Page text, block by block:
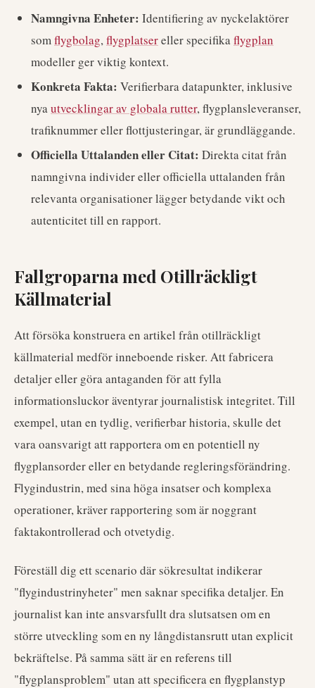
Namngivna Enheter: Identifiering av nyckelaktörer
somflygbolag,flygplatsereller specifikaflygplan
modeller ger viktig kontext.
Konkreta Fakta: Verifierbara datapunkter, inklusive
nyautvecklingar av globala rutter, flygplansleveranser,
trafiknummer eller flottjusteringar, är grundläggande.
Officiella Uttalanden eller Citat: Direkta citat från
namngivna individer eller officiella uttalanden från
relevanta organisationer lägger betydande vikt och
autenticitet till en rapport.
Fallgroparna med Otillräckligt
Källmaterial
Att försöka konstruera en artikel från otillräckligt
källmaterial medför inneboende risker. Att fabricera
detaljer eller göra antaganden för att fylla
informationsluckor äventyrar journalistisk integritet. Till
exempel, utan en tydlig, verifierbar historia, skulle det
vara oansvarigt att rapportera om en potentiell ny
flygplansorder eller en betydande regleringsförändring.
Flygindustrin, med sina höga insatser och komplexa
operationer, kräver rapportering som är noggrant
faktakontrollerad och otvetydig.
Föreställ dig ett scenario där sökresultat indikerar
"flygindustrinyheter" men saknar specifika detaljer. En
journalist kan inte ansvarsfullt dra slutsatsen om en
större utveckling som en ny långdistansrutt utan explicit
bekräftelse. På samma sätt är en referens till
"flygplansproblem" utan att specificera en flygplanstyp